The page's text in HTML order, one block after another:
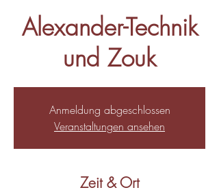
Alexander-Technik
und Zouk
Anmeldung abgeschlossen
Veranstaltungen ansehen
Zeit & Ort